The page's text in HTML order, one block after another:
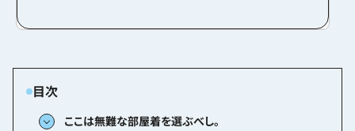
ここは無難な部屋着を選ぶべし。